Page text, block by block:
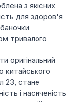
з якісних
для здоров'я
тривалого
оригінальний
китайського
23, стане
і насиченість